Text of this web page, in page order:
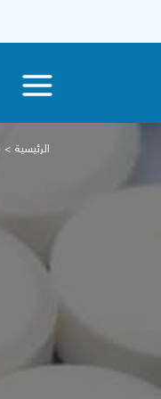
الرئيسية